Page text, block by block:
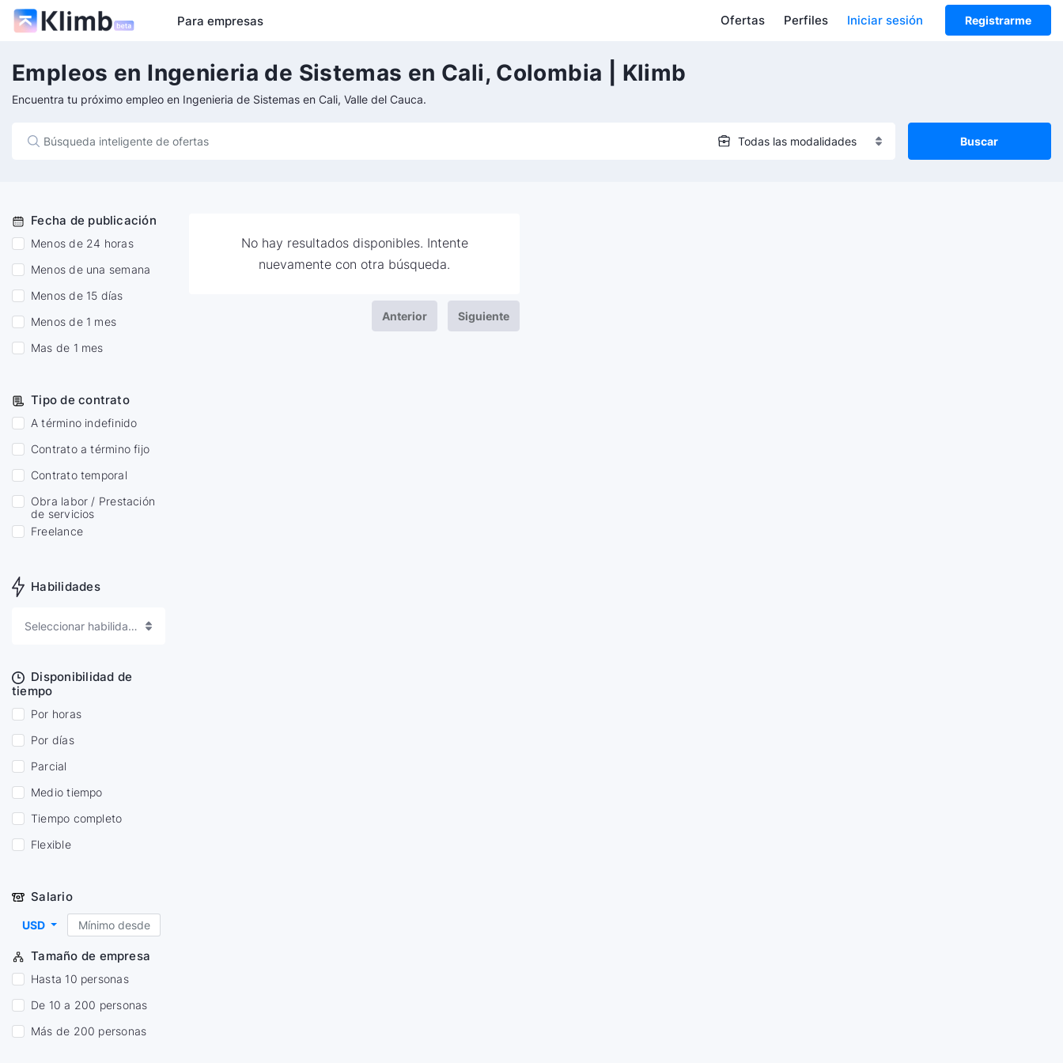
Para empresas Ofertas Perfiles Iniciar sesión Registrarme
Empleos en Ingenieria de Sistemas en Cali, Colombia | Klimb
Encuentra tu próximo empleo en Ingenieria de Sistemas en Cali, Valle del Cauca.
Todas las modalidades Buscar
Fecha de publicación
Menos de 24 horas
Menos de una semana
Menos de 15 días
Menos de 1 mes
Mas de 1 mes
Tipo de contrato
A término indefinido
Contrato a término fijo
Contrato temporal
Obra labor / Prestación
de servicios
Freelance
Habilidades
Seleccionar habilidades
Disponibilidad de
tiempo
Por horas
Por días
Parcial
Medio tiempo
Tiempo completo
Flexible
Salario
USD
Tamaño de empresa
Hasta 10 personas
De 10 a 200 personas
Más de 200 personas
No hay resultados disponibles. Intente
nuevamente con otra búsqueda.
Anterior Siguiente